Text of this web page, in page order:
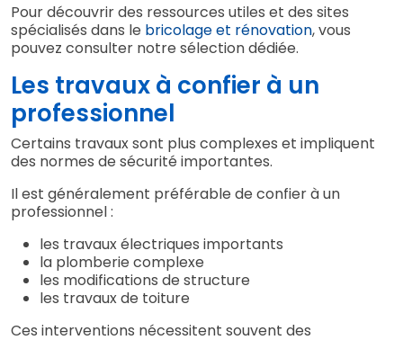
Pour découvrir des ressources utiles et des sites
spécialisés dans le bricolage et rénovation, vous
pouvez consulter notre sélection dédiée.
Les travaux à confier à un
professionnel
Certains travaux sont plus complexes et impliquent
des normes de sécurité importantes.
Il est généralement préférable de confier à un
professionnel :
les travaux électriques importants
la plomberie complexe
les modifications de structure
les travaux de toiture
Ces interventions nécessitent souvent des